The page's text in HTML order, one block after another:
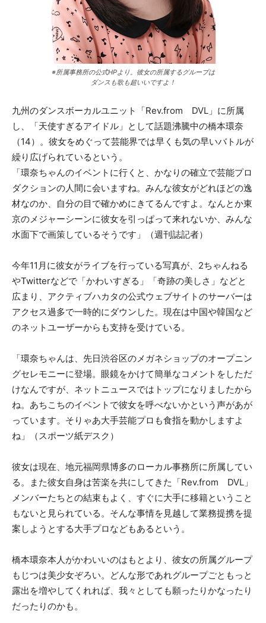
※所属事務所の公式HPより。彼女の所属するグループは
ダンスも歌も超いいですよ！
九州のダンスボーカルユニット「Rev.from DVL」に所属
し、「天使すぎるアイドル」として話題沸騰中の橋本環奈
（14）。彼女をめぐって芸能界では早くも気の早いバトルが
繰り広げられているという。
「環奈ちゃんのイベントに行くと、かなりの確立で芸能プロ
ダクションの人間に会いますね。みんな彼女がどれほどの逸
材なのか、自分の目で確かめにきてるんですよ。なんとか東
京のメジャーシーンに彼女を引っぱって来れないか、みんな
水面下で画策しているそうです」（週刊誌記者）
今年11月に彼女がライブを行っている写真が、2ちゃんねる
やTwitterなどで「かわいすぎる」「奇跡の美しさ」などと
広まり、アクティブハカタの公式ウェブサイトのサーバーは
アクセス過多で一時的にダウンした。現在は中国や韓国など
のネットユーザーからも支持を受けている。
「環奈ちゃんは、先日渋谷区のメガネショップのオープニン
グセレモニーに登場。眼鏡をかけて簡単なコメントをしただ
けなんですが、ネットニュースではトップになりましたから
ね。あちこちのイベントで彼女を呼べないかという声があが
っています。そりゃあ大手芸能プロも食指を動かしますよ
ね」（スポーツ紙デスク）
彼女は現在、地元福岡県博多のローカル事務所に所属してい
る。また彼女自身は苦楽を共にしてきた「Rev.from DVL」
メンバーたちとの結束もよく、すぐに大手に移籍ということ
もないと見られている。そんな事情を見越して業務提携を提
案しようとする大手プロなどもあるという。
橋本環奈本人がかわいいのはもとより、彼女の所属グループ
もじつは美少女ぞろい。どんな形であれグループごともっと
露出を増やしてくれれば、我々としても願ったりかなったり
だったりのかも。